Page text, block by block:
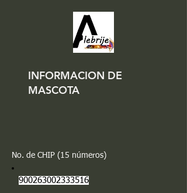
INFORMACION DE
MASCOTA
No. de CHIP (15 números)
900263002333516